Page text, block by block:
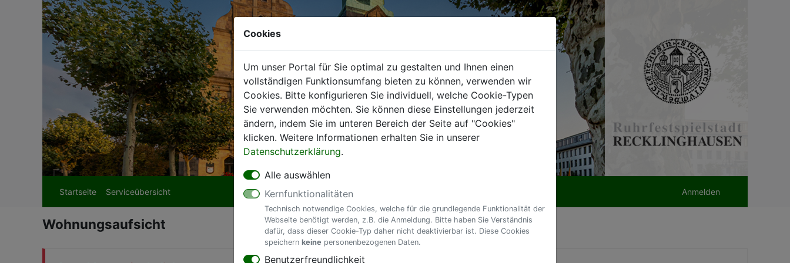
Cookies
Um unser Portal für Sie optimal zu gestalten und Ihnen einen
vollständigen Funktionsumfang bieten zu können, verwenden wir
Cookies. Bitte konfigurieren Sie individuell, welche Cookie-Typen
Sie verwenden möchten. Sie können diese Einstellungen jederzeit
ändern, indem Sie im unteren Bereich der Seite auf "Cookies"
klicken. Weitere Informationen erhalten Sie in unserer
Datenschutzerklärung.
Alle auswählen
Kernfunktionalitäten
Technisch notwendige Cookies, welche für die grundlegende Funktionalität der
Webseite benötigt werden, z.B. die Anmeldung. Bitte haben Sie Verständnis
dafür, dass dieser Cookie-Typ daher nicht deaktivierbar ist. Diese Cookies
speichern keine personenbezogenen Daten.
Benutzerfreundlichkeit
Startseite Serviceübersicht Anmelden
Wohnungsaufsicht